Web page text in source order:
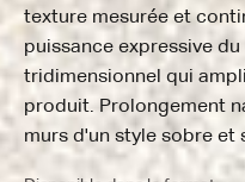
texture mesurée et
puissance expressive
tridimensionnel qui
produit. Prolongement
murs d'un style sobre et